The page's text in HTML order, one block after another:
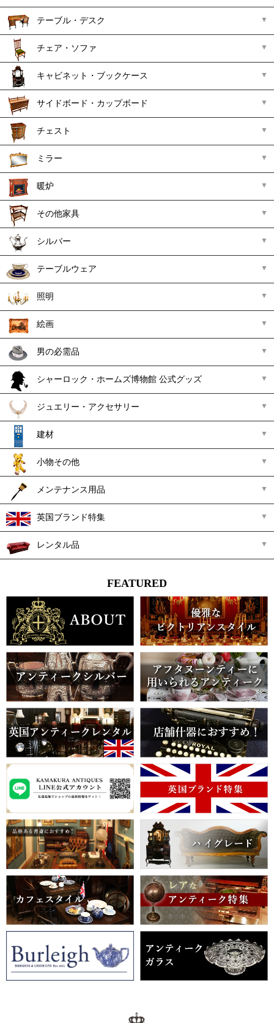
テーブル・デスク
チェア・ソファ
キャビネット・ブックケース
サイドボード・カップボード
チェスト
ミラー
暖炉
その他家具
シルバー
テーブルウェア
照明
絵画
男の必需品
シャーロック・ホームズ博物館 公式グッズ
ジュエリー・アクセサリー
建材
小物その他
メンテナンス用品
英国ブランド特集
レンタル品
FEATURED